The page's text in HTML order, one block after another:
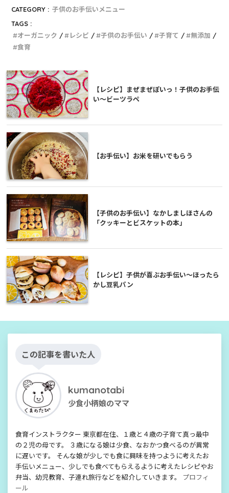
CATEGORY : 子供のお手伝いメニュー
TAGS :
オーガニック
レシピ 子供のお手伝い 子育て
無添加
食育
【レシピ】まぜまぜぽいっ！子供のお手伝
い〜ビーツラペ
【お手伝い】お米を研いでもらう
【子供のお手伝い】なかしましほさんの
「クッキーとビスケットの本」
【レシピ】子供が喜ぶお手伝い〜ほったら
かし豆乳パン
この記事を書いた人
kumanotabi
少食小柄娘のママ
食育インストラクター 東京都在住、１歳と４歳の子育て真っ最中
の２児の母です。 ３歳になる娘は少食、なおかつ食べるのが異常
に遅いです。 そんな娘が少しでも食に興味を持つように考えたお
手伝いメニュー、少しでも食べてもらえるように考えたレシピやお
弁当、幼児教育、子連れ旅行などを紹介していきます。 プロフィ
ール